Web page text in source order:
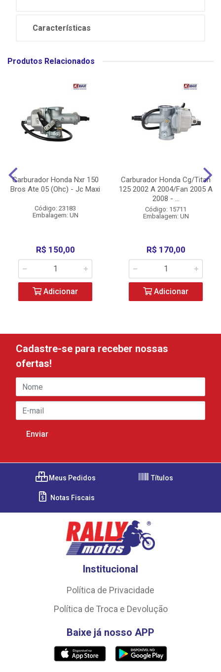
Características
Produtos Relacionados
Carburador Honda Nxr 150
Bros Ate 05 (Ohc) - Jc Maxi
Código: 23183
Embalagem: UN
R$ 150,00
Adicionar
Carburador Honda Cg/Titan
125 2002 A 2004/Fan 2005 A
2008 - ...
Código: 15711
Embalagem: UN
R$ 170,00
Adicionar
Cadastre-se para receber nossas
ofertas!
Meus Pedidos Títulos
Notas Fiscais
Institucional
Política de Privacidade
Política de Troca e Devolução
Baixe já nosso APP